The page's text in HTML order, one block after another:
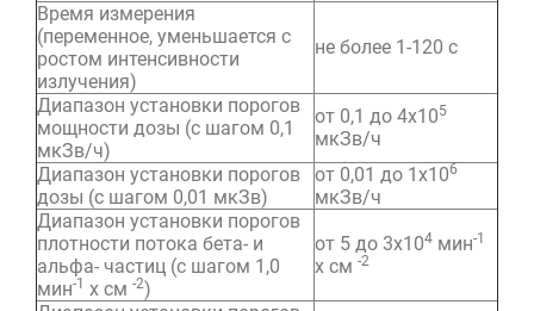
Время измерения
(переменное, уменьшается с
ростом интенсивности
излучения)
не более 1-120 с
Диапазон установки порогов
мощности дозы (с шагом 0,1
мкЗв/ч)
от 0,1 до 4х105
мкЗв/ч
Диапазон установки порогов
дозы (с шагом 0,01 мкЗв)
от 0,01 до 1х106
мкЗв/ч
Диапазон установки порогов
плотности потока бета- и
альфа- частиц (с шагом 1,0
мин-1 х см -2)
от 5 до 3х104 мин-1
х см -2